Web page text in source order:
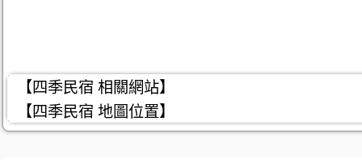
【四季民宿 相關網站】
【四季民宿 地圖位置】